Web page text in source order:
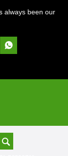
always been our

